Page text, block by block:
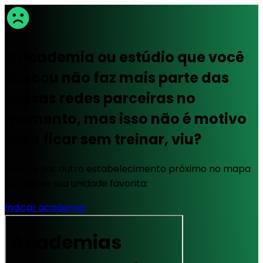
A academia ou estúdio que você
buscou não faz mais parte das
nossas redes parceiras no
momento, mas isso não é motivo
para ficar sem treinar, viu?
Busque por outro estabelecimento próximo no mapa
ou indique sua unidade favorita:
Indicar academia